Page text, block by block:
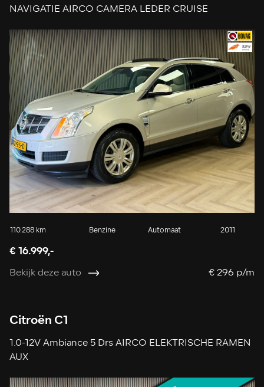
NAVIGATIE AIRCO CAMERA LEDER CRUISE
110.288 km Benzine Automaat 2011
€ 16.999,-
Bekijk deze auto € 296 p/m
Citroën C1
1.0-12V Ambiance 5 Drs AIRCO ELEKTRISCHE RAMEN
AUX